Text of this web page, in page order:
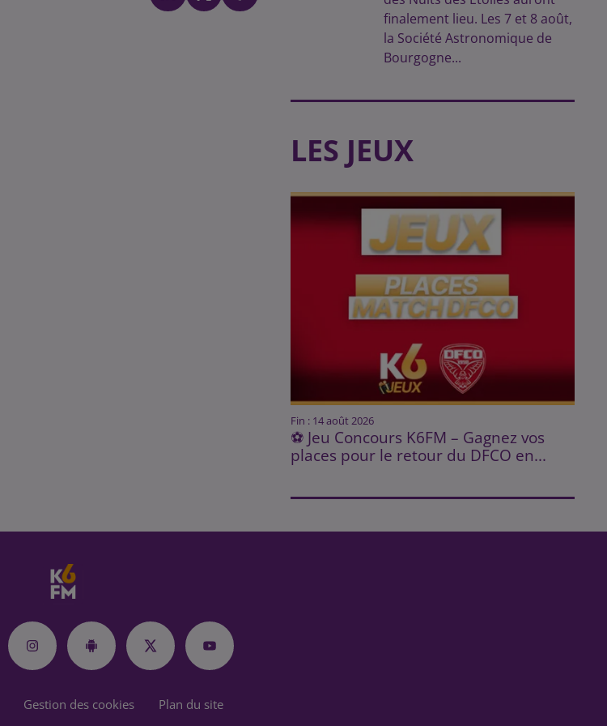
finalement lieu. Les 7 et 8 août,
la Société Astronomique de
Bourgogne...
LES JEUX
Fin : 14 août 2026
⚽ Jeu Concours K6FM – Gagnez vos
places pour le retour du DFCO en...
Gestion des cookies Plan du site